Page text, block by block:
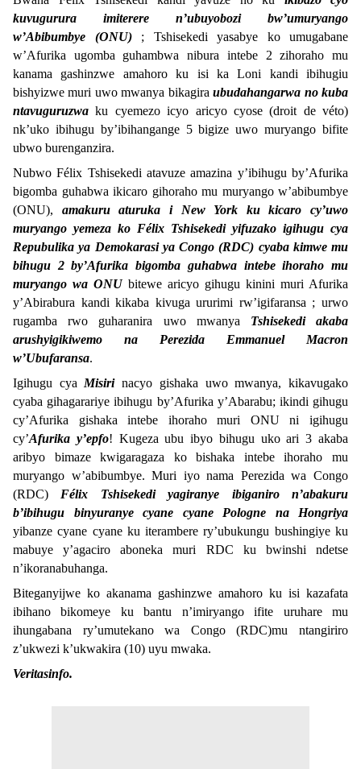
kuvugurura imiterere n’ubuyobozi bw’umuryango
w’Abibumbye (ONU) ; Tshisekedi yasabye ko umugabane
w’Afurika ugomba guhambwa nibura intebe 2 zihoraho mu
kanama gashinzwe amahoro ku isi ka Loni kandi ibihugiu
bishyizwe muri uwo mwanya bikagiraubudahangarwa no kuba
ntavuguruzwaku cyemezo icyo aricyo cyose (droit de véto)
nk’uko ibihugu by’ibihangange 5 bigize uwo muryango bifite
ubwo burenganzira.
Nubwo Félix Tshisekedi atavuze amazina y’ibihugu by’Afurika
bigomba guhabwa ikicaro gihoraho mu muryango w’abibumbye
(ONU), amakuru aturuka i New York ku kicaro cy’uwo
muryango yemeza ko Félix Tshisekedi yifuzako igihugu cya
Repubulika ya Demokarasi ya Congo (RDC) cyaba kimwe mu
bihugu 2 by’Afurika bigomba guhabwa intebe ihoraho mu
muryango wa ONU bitewe aricyo gihugu kinini muri Afurika
y’Abirabura kandi kikaba kivuga ururimi rw’igifaransa ; urwo
rugamba rwo guharanira uwo mwanya Tshisekedi akaba
arushyigikiwemo na Perezida Emmanuel Macron
w’Ubufaransa.
Igihugu cya Misirinacyo gishaka uwo mwanya, kikavugako
cyaba gihagarariye ibihugu by’Afurika y’Abarabu; ikindi gihugu
cy’Afurika gishaka intebe ihoraho muri ONU ni igihugu
cy’Afurika y’epfo! Kugeza ubu ibyo bihugu uko ari 3 akaba
aribyo bimaze kwigaragaza ko bishaka intebe ihoraho mu
muryango w’abibumbye. Muri iyo nama Perezida wa Congo
(RDC) Félix Tshisekedi yagiranye ibiganiro n’abakuru
b’ibihugu binyuranye cyane cyane Pologne na Hongriya
yibanze cyane cyane ku iterambere ry’ubukungu bushingiye ku
mabuye y’agaciro aboneka muri RDC ku bwinshi ndetse
n’ikoranabuhanga.
Biteganyijwe ko akanama gashinzwe amahoro ku isi kazafata
ibihano bikomeye ku bantu n’imiryango ifite uruhare mu
ihungabana ry’umutekano wa Congo (RDC)mu ntangiriro
z’ukwezi k’ukwakira (10) uyu mwaka.
Veritasinfo.